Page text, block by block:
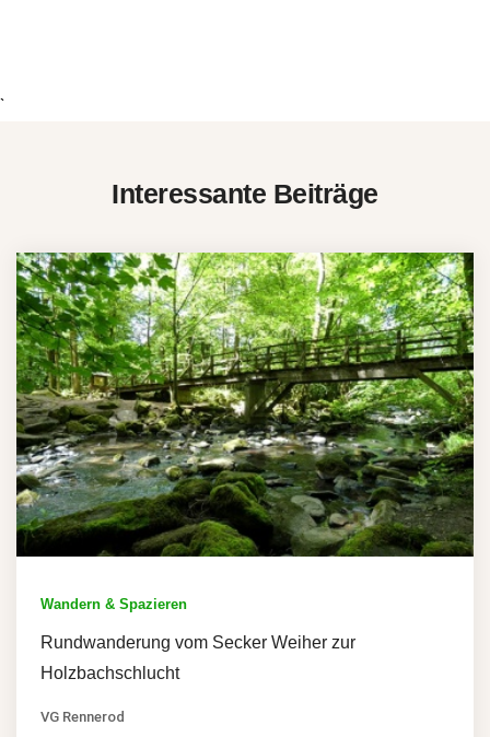
`
Interessante Beiträge
Wandern & Spazieren
Rundwanderung vom Secker Weiher zur
Holzbachschlucht
VG Rennerod